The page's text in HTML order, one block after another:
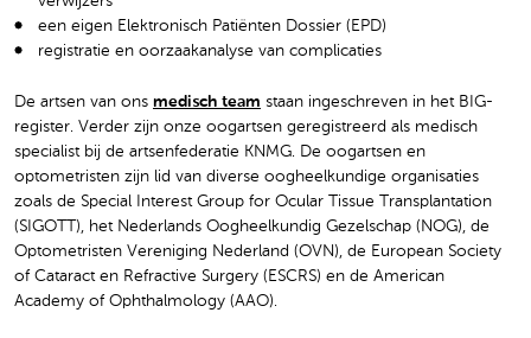
een eigen Elektronisch Patiënten Dossier (EPD)
registratie en oorzaakanalyse van complicaties
De artsen van ons medisch team staan ingeschreven in het BIG-
register. Verder zijn onze oogartsen geregistreerd als medisch
specialist bij de artsenfederatie KNMG. De oogartsen en
optometristen zijn lid van diverse oogheelkundige organisaties
zoals de Special Interest Group for Ocular Tissue Transplantation
(SIGOTT), het Nederlands Oogheelkundig Gezelschap (NOG), de
Optometristen Vereniging Nederland (OVN), de European Society
of Cataract en Refractive Surgery (ESCRS) en de American
Academy of Ophthalmology (AAO).